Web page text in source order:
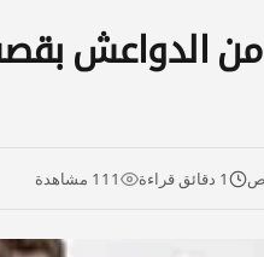
مقتل واصابة 80 من
1 دقائق قراءة 111 مشاهدة